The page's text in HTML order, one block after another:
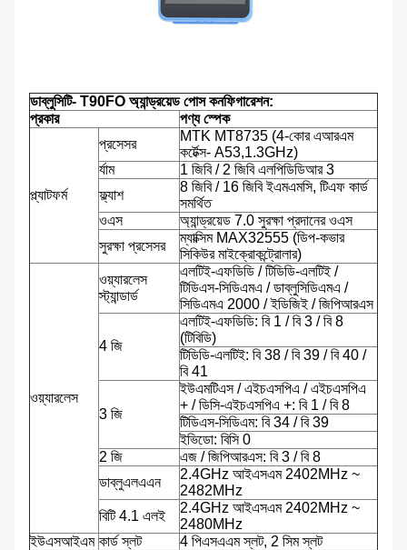
ডাব্লুসিটি- T90FO অ্যান্ড্রয়েড পোস কনফিগারেশন:
প্রকার
পণ্য স্পেক
প্ল্যাটফর্ম
প্রসেসর
MTK MT8735 (4-কোর এআরএম
কর্টেক্স- A53,1.3GHz)
র্যাম
1 জিবি / 2 জিবি এলপিডিডিআর 3
ফ্ল্যাশ
8 জিবি / 16 জিবি ইএমএমসি, টিএফ কার্ড
সমর্থিত
ওএস
অ্যান্ড্রয়েড 7.0 সুরক্ষা প্রদানের ওএস
সুরক্ষা প্রসেসর
ম্যাক্সিম MAX32555 (ডিপ-কভার
সিকিউর মাইক্রোকন্ট্রোলার)
ওয়্যারলেস
ওয়্যারলেস
স্ট্যান্ডার্ড
এলটিই-এফডিডি / টিডিডি-এলটিই /
টিডিএস-সিডিএমএ / ডাব্লুসিডিএমএ /
সিডিএমএ 2000 / ইডিজিই / জিপিআরএস
4 জি
এলটিই-এফডিডি: বি 1 / বি 3 / বি 8
(টিবিডি)
টিডিডি-এলটিই: বি 38 / বি 39 / বি 40 /
বি 41
3 জি
ইউএমটিএস / এইচএসপিএ / এইচএসপিএ
+ / ডিসি-এইচএসপিএ +: বি 1 / বি 8
টিডিএস-সিডিএম: বি 34 / বি 39
ইভিডো: বিসি 0
2 জি
এজ / জিপিআরএস: বি 3 / বি 8
ডাব্লুএলএএন
2.4GHz আইএসএম 2402MHz ~
2482MHz
বিটি 4.1 এলই
2.4GHz আইএসএম 2402MHz ~
2480MHz
ইউএসআইএম কার্ড স্লট
4 পিএসএএম স্লট, 2 সিম স্লট